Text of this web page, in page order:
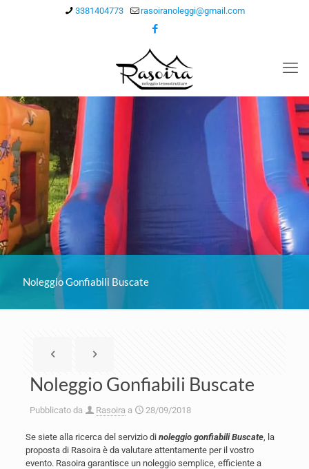
3381404773 rasoiranoleggi@gmail.com
Noleggio Gonfiabili Buscate
Noleggio Gonfiabili Buscate
Pubblicato da Rasoira a 28/09/2018
Se siete alla ricerca del servizio di noleggio gonfiabili Buscate, la
proposta di Rasoira è da valutare attentamente per il vostro
evento. Rasoira garantisce un noleggio semplice, efficiente a